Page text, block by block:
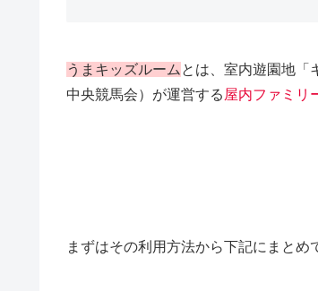
うまキッズルーム とは、室内遊園地「
中央競馬会）が運営する 屋内ファミリ
まずはその利用方法から下記にまとめ